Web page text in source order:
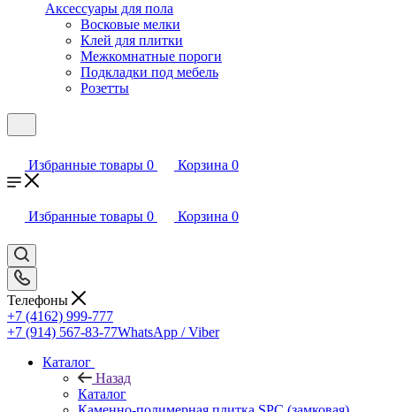
Аксессуары для пола
Восковые мелки
Клей для плитки
Межкомнатные пороги
Подкладки под мебель
Розетты
Избранные товары 0 Корзина 0
Избранные товары 0 Корзина 0
Телефоны
+7 (4162) 999-777
+7 (914) 567-83-77WhatsApp / Viber
Каталог
Назад
Каталог